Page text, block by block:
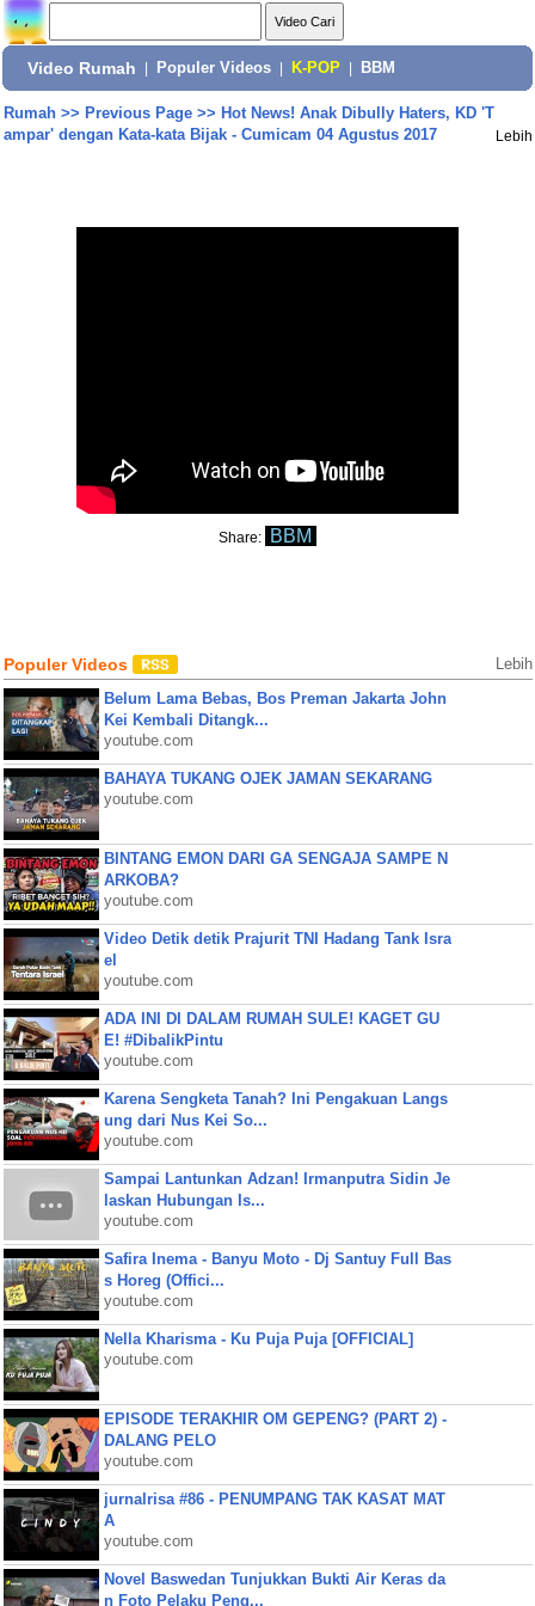
Video Rumah Populer Videos K-POP BBM
Rumah>> Previous Page>> Hot News! Anak Dibully Haters, KD 'T
ampar' dengan Kata-kata Bijak - Cumicam 04 Agustus 2017
Lebih
Share: BBM
Populer Videos Lebih
Belum Lama Bebas, Bos Preman Jakarta John
Kei Kembali Ditangk...
youtube.com
BAHAYA TUKANG OJEK JAMAN SEKARANG
youtube.com
BINTANG EMON DARI GA SENGAJA SAMPE N
ARKOBA?
youtube.com
Video Detik detik Prajurit TNI Hadang Tank Isra
el
youtube.com
ADA INI DI DALAM RUMAH SULE! KAGET GU
E! #DibalikPintu
youtube.com
Karena Sengketa Tanah? Ini Pengakuan Langs
ung dari Nus Kei So...
youtube.com
Sampai Lantunkan Adzan! Irmanputra Sidin Je
laskan Hubungan Is...
youtube.com
Safira Inema - Banyu Moto - Dj Santuy Full Bas
s Horeg (Offici...
youtube.com
Nella Kharisma - Ku Puja Puja [OFFICIAL]
youtube.com
EPISODE TERAKHIR OM GEPENG? (PART 2) -
DALANG PELO
youtube.com
jurnalrisa #86 - PENUMPANG TAK KASAT MAT
A
youtube.com
Novel Baswedan Tunjukkan Bukti Air Keras da
n Foto Pelaku Peng...